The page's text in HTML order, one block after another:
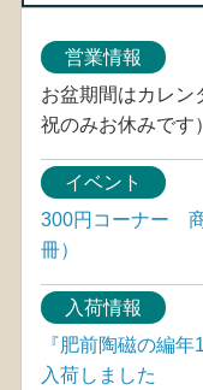
営業情報
お盆期間はカレン
祝のみお休みです）
イベント
300円コーナー
冊）
入荷情報
『肥前陶磁の編
入荷しました